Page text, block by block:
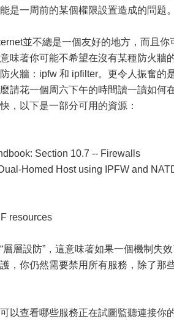
是一周前的某個權限設置造成的問題。
並不總是一個友好的地方，而且
味著你可能不希望在沒有某種防火牆
火牆：ipfw 和 ipfilter。更令人振奮的
請花一個周六下午的時間讀一讀如何
，以下是一部分可用的資源：
Section 10.7 -- Firewalls
Homed Host using IPFW and
resources
層層設防”，這意味著如果一個機制失
，你仍然需要禁用所有服務，除了那
以查看哪些服務正在試圖監聽連接你